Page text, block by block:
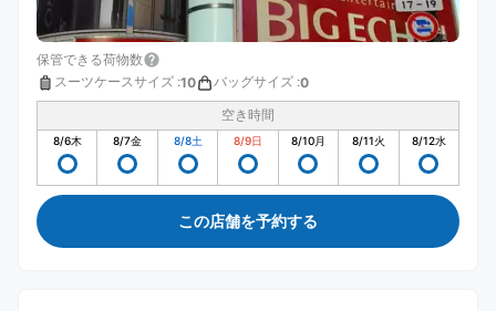
保管できる荷物数
スーツケースサイズ :10 バッグサイズ :0
空き時間
8/6木 8/7金 8/8土 8/9日 8/10月 8/11火 8/12水
この店舗を予約する